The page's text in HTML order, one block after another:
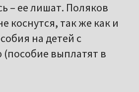
– ее лишат. Поляков
коснутся, так же как и
на детей с
выплатят в